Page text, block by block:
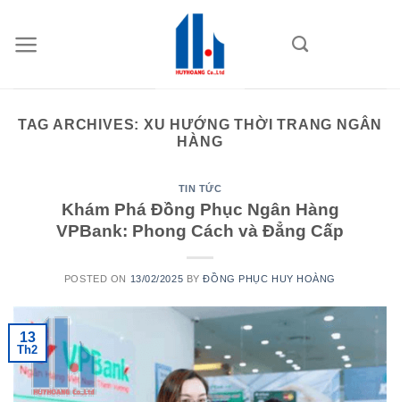
content
TAG ARCHIVES: XU HƯỚNG THỜI TRANG NGÂN
HÀNG
TIN TỨC
Khám Phá Đồng Phục Ngân Hàng
VPBank: Phong Cách và Đẳng Cấp
POSTED ON 13/02/2025 BYĐỒNG PHỤC HUY HOÀNG
13
Th2